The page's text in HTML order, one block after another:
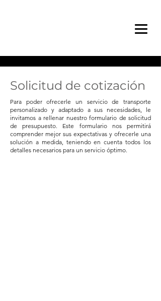
Solicitud de cotización
Para poder ofrecerle un servicio de transporte
personalizado y adaptado a sus necesidades, le
invitamos a rellenar nuestro formulario de solicitud
de presupuesto. Este formulario nos permitirá
comprender mejor sus expectativas y ofrecerle una
solución a medida, teniendo en cuenta todos los
detalles necesarios para un servicio óptimo.